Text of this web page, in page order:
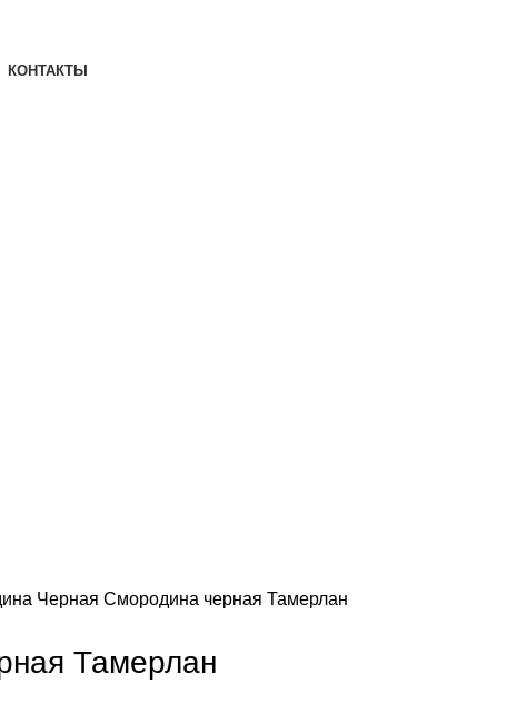
КОНТАКТЫ
Черная Смородина черная Тамерлан
Тамерлан